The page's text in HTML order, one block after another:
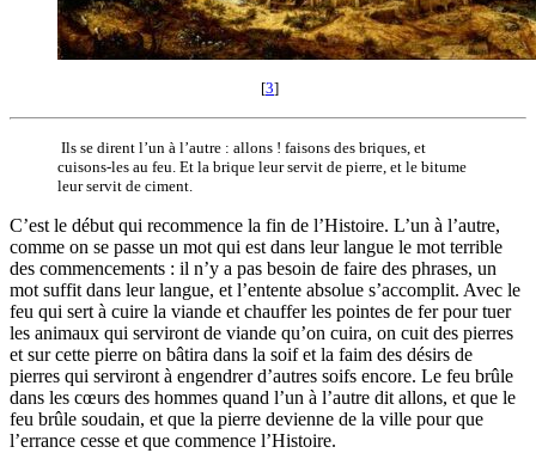
[3]
Ils se dirent l’un à l’autre : allons ! faisons des briques, et
cuisons-les au feu. Et la brique leur servit de pierre, et le bitume
leur servit de ciment.
C’est le début qui recommence la fin de l’Histoire. L’un à l’autre,
comme on se passe un mot qui est dans leur langue le mot terrible
des commencements : il n’y a pas besoin de faire des phrases, un
mot suffit dans leur langue, et l’entente absolue s’accomplit. Avec le
feu qui sert à cuire la viande et chauffer les pointes de fer pour tuer
les animaux qui serviront de viande qu’on cuira, on cuit des pierres
et sur cette pierre on bâtira dans la soif et la faim des désirs de
pierres qui serviront à engendrer d’autres soifs encore. Le feu brûle
dans les cœurs des hommes quand l’un à l’autre dit allons, et que le
feu brûle soudain, et que la pierre devienne de la ville pour que
l’errance cesse et que commence l’Histoire.